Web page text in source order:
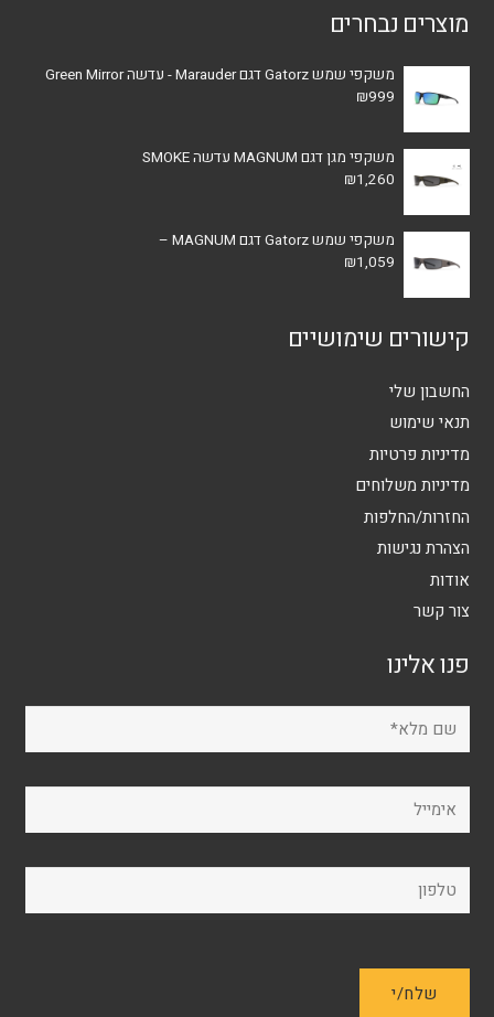
מוצרים נבחרים
משקפי שמש Gatorz דגם Marauder - עדשה Green Mirror
₪999
משקפי מגן דגם MAGNUM עדשה SMOKE
₪1,260
משקפי שמש Gatorz דגם MAGNUM –
₪1,059
קישורים שימושיים
החשבון שלי
תנאי שימוש
מדיניות פרטיות
מדיניות משלוחים
החזרות/החלפות
הצהרת נגישות
אודות
צור קשר
פנו אלינו